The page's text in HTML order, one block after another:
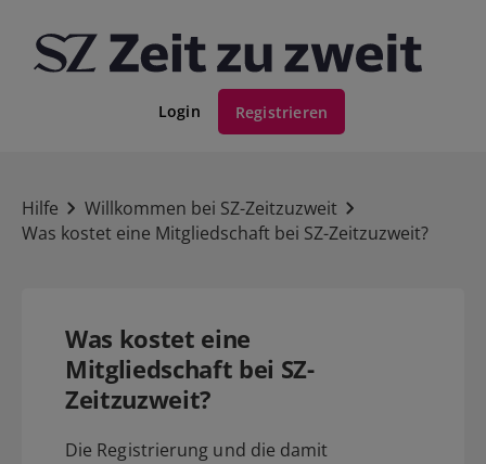
Login Registrieren
Hilfe
Willkommen bei SZ-Zeitzuzweit
Was kostet eine Mitgliedschaft bei SZ-Zeitzuzweit?
Was kostet eine
Mitgliedschaft bei SZ-
Zeitzuzweit?
Die Registrierung und die damit